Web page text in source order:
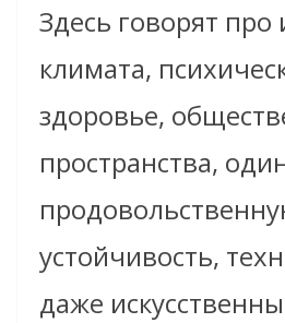
Здесь говорят
климата,
здоровье,
пространства,
устойчивость,
даже